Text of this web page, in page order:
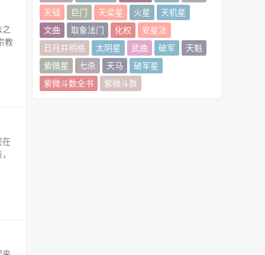
教
在
天钺
巨门 天梁星 火星
天机星
文曲
取象法门 化权
安星法
日月并明格
太阴星 武曲 破军
天魁
紫微星
七杀 天马
破军星
紫微斗数全书
紫微斗数